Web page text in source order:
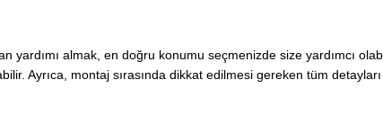
yardımı almak, en doğru konumu seçmenizde size yardımcı
Ayrıca, montaj sırasında dikkat edilmesi gereken tüm